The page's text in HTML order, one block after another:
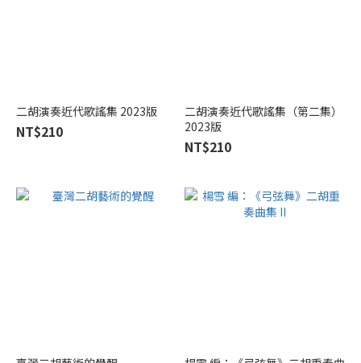
二胡演奏近代歌謠集 2023版
NT$210
二胡演奏近代歌謠集（第二集）
2023版
NT$210